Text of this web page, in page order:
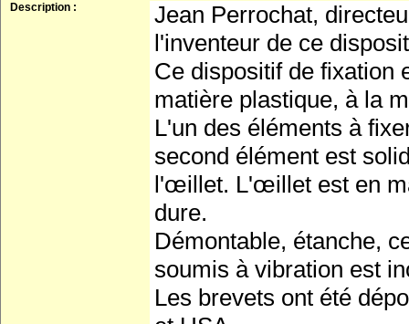
Description :
Jean Perrochat,
l'inventeur de ce
Ce dispositif de fixation
matière plastique, à la
L'un des éléments à
second élément est
l'œillet. L'œillet est en
dure.
Démontable, étanche,
soumis à vibration est
Les brevets ont été